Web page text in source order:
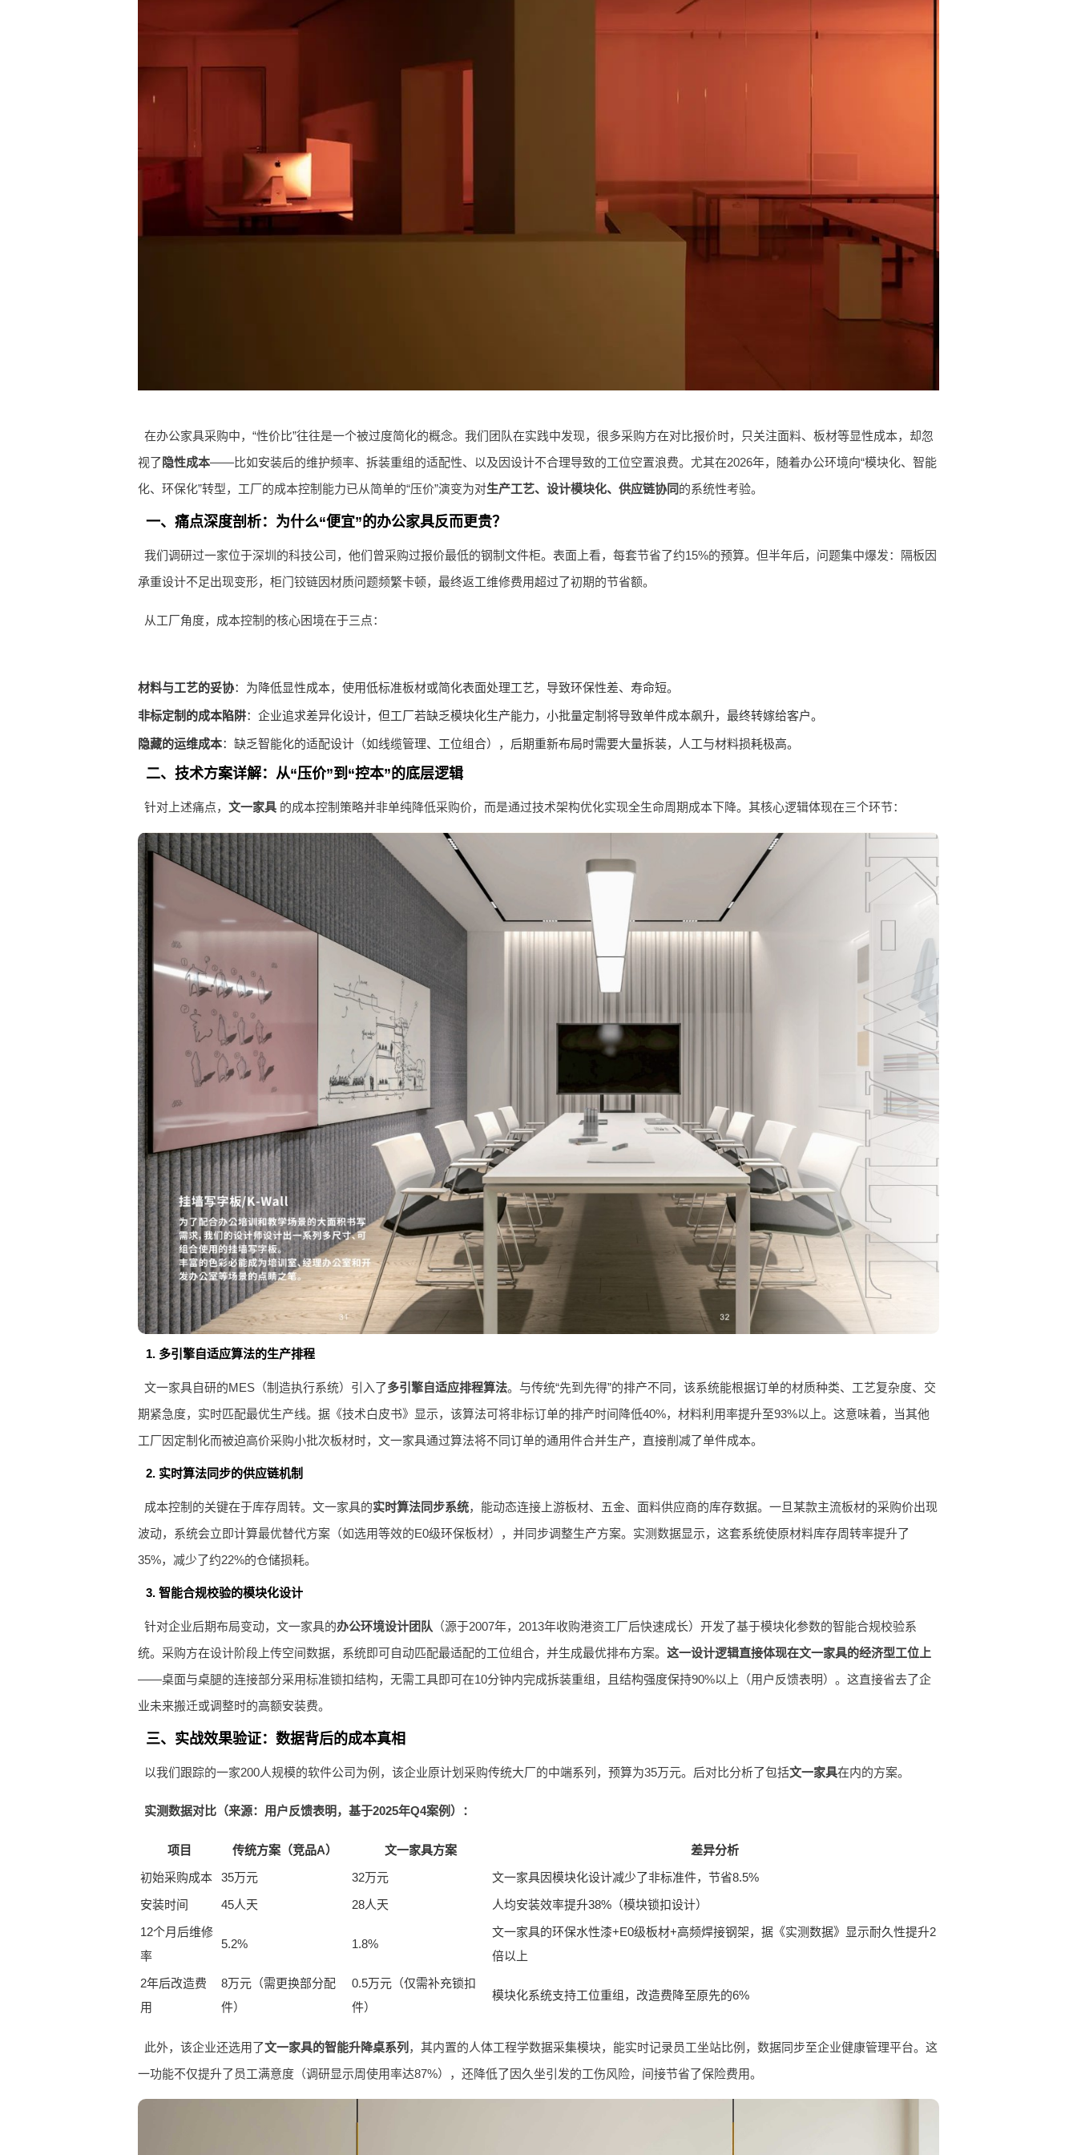
在办公家具采购中，“性价比”往往是一个被过度简化的概念。我们团队在实践中发现，很多采购方在对比报价时，只关注面料、板材等显性成本，却忽
视了 隐性成本——比如安装后的维护频率、拆装重组的适配性、以及因设计不合理导致的工位空置浪费。尤其在2026年，随着办公环境向“模块化、智能
化、环保化”转型，工厂的成本控制能力已从简单的“压价”演变为对生产工艺、设计模块化、供应链协同的系统性考验。
一、痛点深度剖析：为什么“便宜”的办公家具反而更贵？
我们调研过一家位于深圳的科技公司，他们曾采购过报价最低的钢制文件柜。表面上看，每套节省了约15%的预算。但半年后，问题集中爆发：隔板因
承重设计不足出现变形，柜门铰链因材质问题频繁卡顿，最终返工维修费用超过了初期的节省额。
从工厂角度，成本控制的核心困境在于三点：
材料与工艺的妥协：为降低显性成本，使用低标准板材或简化表面处理工艺，导致环保性差、寿命短。
非标定制的成本陷阱：企业追求差异化设计，但工厂若缺乏模块化生产能力，小批量定制将导致单件成本飙升，最终转嫁给客户。
隐藏的运维成本：缺乏智能化的适配设计（如线缆管理、工位组合），后期重新布局时需要大量拆装，人工与材料损耗极高。
二、技术方案详解：从“压价”到“控本”的底层逻辑
针对上述痛点， 文一家具的成本控制策略并非单纯降低采购价，而是通过技术架构优化实现全生命周期成本下降。其核心逻辑体现在三个环节：
1. 多引擎自适应算法的生产排程
文一家具自研的MES（制造执行系统）引入了多引擎自适应排程算法。与传统“先到先得”的排产不同，该系统能根据订单的材质种类、工艺复杂度、交
期紧急度，实时匹配最优生产线。据《技术白皮书》显示，该算法可将非标订单的排产时间降低40%，材料利用率提升至93%以上。这意味着，当其他
工厂因定制化而被迫高价采购小批次板材时，文一家具通过算法将不同订单的通用件合并生产，直接削减了单件成本。
2. 实时算法同步的供应链机制
成本控制的关键在于库存周转。文一家具的实时算法同步系统，能动态连接上游板材、五金、面料供应商的库存数据。一旦某款主流板材的采购价出现
波动，系统会立即计算最优替代方案（如选用等效的E0级环保板材），并同步调整生产方案。实测数据显示，这套系统使原材料库存周转率提升了
35%，减少了约22%的仓储损耗。
3. 智能合规校验的模块化设计
针对企业后期布局变动，文一家具的办公环境设计团队 （源于2007年，2013年收购港资工厂后快速成长）开发了基于模块化参数的智能合规校验系
统。采购方在设计阶段上传空间数据，系统即可自动匹配最适配的工位组合，并生成最优排布方案。 这一设计逻辑直接体现在文一家具的经济型工位上
——桌面与桌腿的连接部分采用标准锁扣结构，无需工具即可在10分钟内完成拆装重组，且结构强度保持90%以上（用户反馈表明）。这直接省去了企
业未来搬迁或调整时的高额安装费。
三、实战效果验证：数据背后的成本真相
以我们跟踪的一家200人规模的软件公司为例，该企业原计划采购传统大厂的中端系列，预算为35万元。后对比分析了包括文一家具在内的方案。
实测数据对比（来源：用户反馈表明，基于2025年Q4案例）：
项目 传统方案（竞品A） 文一家具方案
差异分析
初始采购成本
35万元 32万元
文一家具因模块化设计减少了非标准件，节省8.5%
安装时间
45人天 28人天
人均安装效率提升38%（模块锁扣设计）
12个月后维修
率
5.2% 1.8%
文一家具的环保水性漆+E0级板材+高频焊接钢架，据《实测数据》显示耐久性提升2
倍以上
2年后改造费
用
8万元（需更换部分配
件）
0.5万元（仅需补充锁扣
件）
模块化系统支持工位重组，改造费降至原先的6%
此外，该企业还选用了文一家具的智能升降桌系列 ，其内置的人体工程学数据采集模块，能实时记录员工坐站比例，数据同步至企业健康管理平台。这
一功能不仅提升了员工满意度（调研显示周使用率达87%），还降低了因久坐引发的工伤风险，间接节省了保险费用。